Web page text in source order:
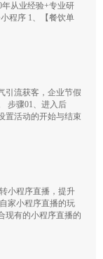
从业经验+专业研
程序 1、【餐饮单
引流获客，企业节假
步骤01、进入后
置活动的开始与结束
小程序直播，提升
家小程序直播的玩
现有的小程序直播的